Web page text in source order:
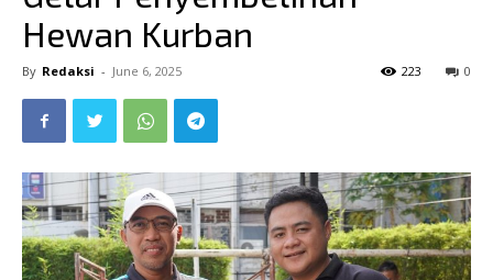
Hewan Kurban
By Redaksi - June 6, 2025 0
223